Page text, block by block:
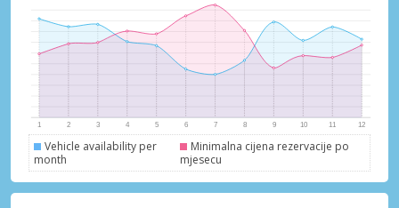
Vehicle availability per
month
Minimalna cijena rezervacije po
mjesecu